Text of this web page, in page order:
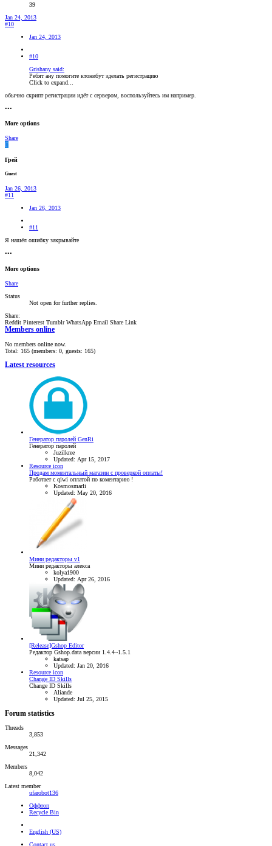
39
Jan 24, 2013
#10
Jan 24, 2013
#10
Grishany said:
Ребят ану помогите ктонибут зделать регистрацию
Click to expand...
обычно скрипт регистрации идёт с сервером, воспользуйтесь им например.
•••
More options
Share
Г
Грей
Guest
Jan 26, 2013
#11
Jan 26, 2013
#11
Я нашёл ошибку закрывайте
•••
More options
Share
Status
Not open for further replies.
Share:
Reddit Pinterest Tumblr WhatsApp Email Share Link
Members online
No members online now.
Total: 165 (members: 0, guests: 165)
Latest resources
Генератор паролей GenRi
Генератор паролей
Juzilkree
Updated: Apr 15, 2017
Resource icon
Продам моментальный магазин с проверкой оплаты!
Работает с qiwi оплатой по коментарию !
Kosmosmarli
Updated: May 20, 2016
Мини редакторы v1
Мини редакторы алекса
kolya1900
Updated: Apr 26, 2016
[Release]Gshop Editor
Редактор Gshop.data версии 1.4.4~1.5.1
katsap
Updated: Jan 20, 2016
Resource icon
Change ID Skills
Change ID Skills
Aliande
Updated: Jul 25, 2015
Forum statistics
Threads
3,853
Messages
21,342
Members
8,042
Latest member
ufarobot136
Оффтоп
Recycle Bin
English (US)
Contact us